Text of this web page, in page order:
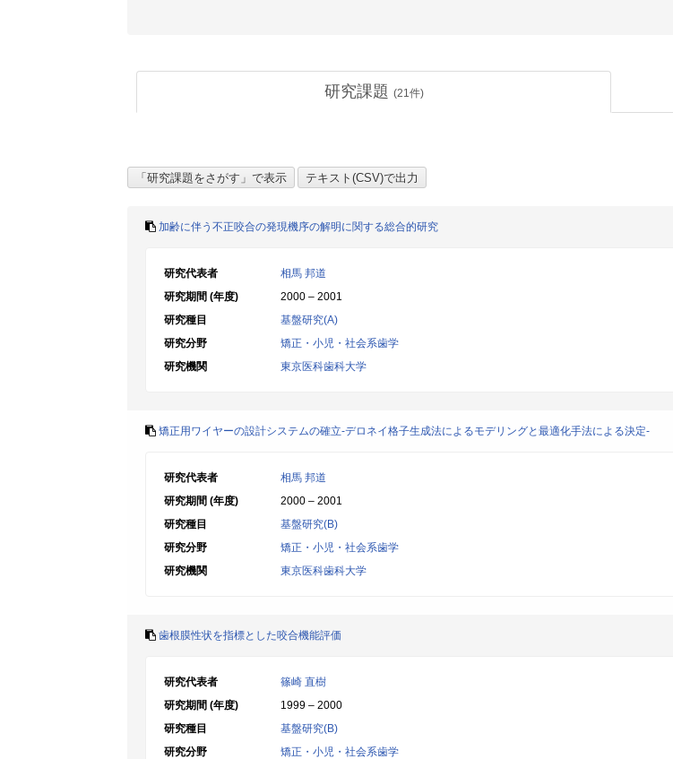
研究課題 (21件)
加齢に伴う不正咬合の発現機序の解明に関する総合的研究
研究代表者
相馬 邦道
研究期間 (年度)
2000 – 2001
研究種目
基盤研究(A)
研究分野
矯正・小児・社会系歯学
研究機関
東京医科歯科大学
矯正用ワイヤーの設計システムの確立-デロネイ格子生成法によるモデリングと最適化手法による決定-
研究代表者
相馬 邦道
研究期間 (年度)
2000 – 2001
研究種目
基盤研究(B)
研究分野
矯正・小児・社会系歯学
研究機関
東京医科歯科大学
歯根膜性状を指標とした咬合機能評価
研究代表者
篠崎 直樹
研究期間 (年度)
1999 – 2000
研究種目
基盤研究(B)
研究分野
矯正・小児・社会系歯学